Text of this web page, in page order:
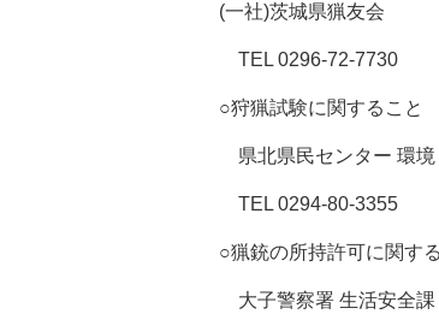
(一社)茨城県猟友会
TEL 0296-72-7730
○狩猟試験に関すること
県北県民センター 環境
TEL 0294-80-3355
○猟銃の所持許可に関す
大子警察署 生活安全課